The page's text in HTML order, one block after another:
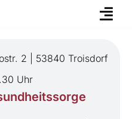
2 | 53840 Troisdorf
Uhr